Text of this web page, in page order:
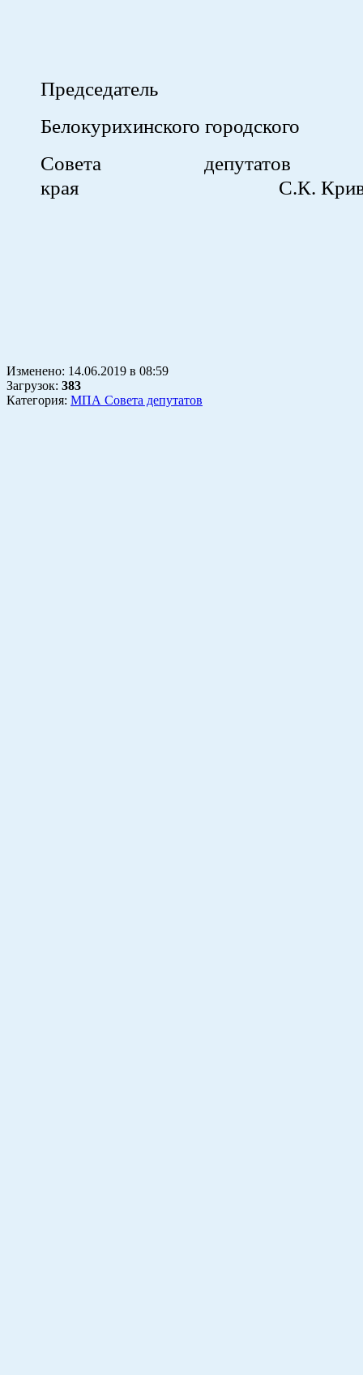
Председатель
Белокурихинского городского
Совета депутатов
края С.К.
Изменено: 14.06.2019 в 08:59
Загрузок: 383
Категория: МПА Совета депутатов